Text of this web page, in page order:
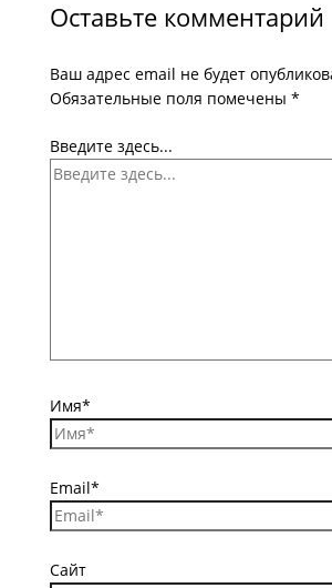
Оставьте комментарий
Ваш адрес email не будет
Обязательные поля помечены *
Введите здесь...
Имя*
Email*
Сайт